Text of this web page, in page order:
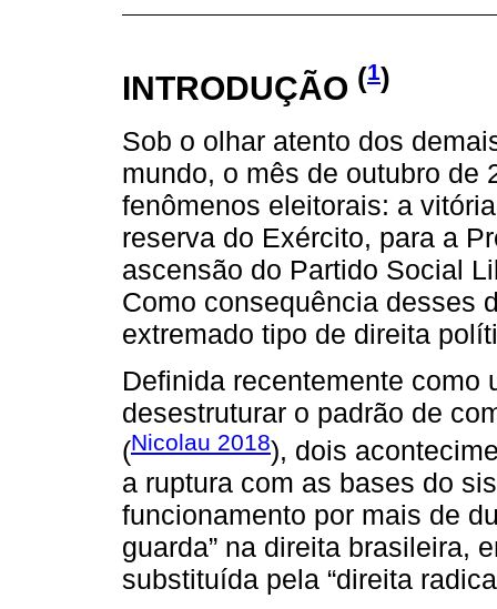
INTRODUÇÃO (1)
Sob o olhar atento dos
mundo, o mês de outubro de
fenômenos eleitorais: a
reserva do Exército, para a
ascensão do Partido Social
Como consequência desses
extremado tipo de direita
Definida recentemente como
desestruturar o padrão de
(Nicolau 2018), dois
a ruptura com as bases do
funcionamento por mais de
guarda” na direita brasileira,
substituída pela “direita